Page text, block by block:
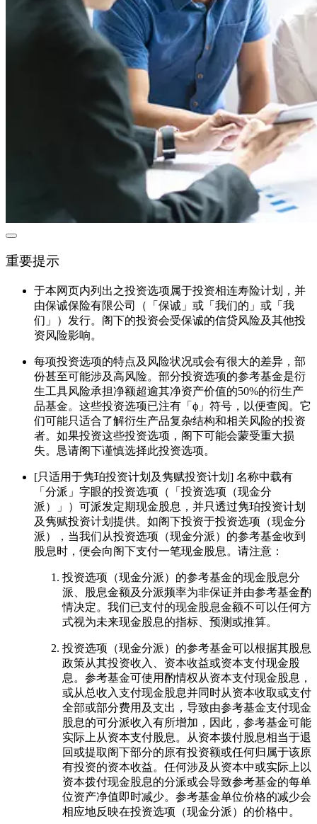
重要提示
于本网页内列出之投资选项属于投资相连寿险计划，并
由保诚保险有限公司（「保诚」或「我们的」或「我
们」）发行。阁下的投资会受保诚的信贷风险及其他投
资风险影响。
每项投资选项的特点及风险状况或会有很大的差异，部
份甚至可能涉及高风险。部分投资选项的参考基金是衍
生工具风险承担净额超逾其净资产价值的50%的衍生产
品基金。这些投资选项已注有「ϕ」符号，以便查阅。它
们可能只适合了解衍生产品复杂结构和相关风险的投资
者。如果投资这些投资选项，阁下可能会蒙受重大损
失。恳请阁下谨慎选择此投资选项。
[只适用于隽珀投资计划及隽赋投资计划] 名称中载有
「分派」字眼的投资选项（「投资选项（现金分
派）」）可派发定期现金股息，并只透过隽珀投资计划
及隽赋投资计划提供。如阁下投资于投资选项（现金分
派），当我们从投资选项（现金分派）的参考基金收到
股息时，便会向阁下支付一笔现金股息。请注意：
投资选项（现金分派）的参考基金的现金股息分
派、股息金额及分派频率为非保证并由参考基金酌
情决定。我们已支付的现金股息金额不可以任何方
式视为未来现金股息的指标、预测或推算。
投资选项（现金分派）的参考基金可以根据其股息
政策从其投资收入、资本收益或资本支付现金股
息。参考基金可使用酌情权从资本支付现金股息，
或从总收入支付现金股息并同时从资本收取或支付
全部或部分费用及支出，导致由参考基金支付现金
股息的可分派收入有所增加，因此，参考基金可能
实际上从资本支付股息。从资本拨付股息相当于退
回或提取阁下部分的原有投资额或任何归属于该原
有投资的资本收益。任何涉及从资本中或实际上以
资本拨付现金股息的分派或会导致参考基金的每单
位资产净值即时减少。参考基金单位价格的减少会
相应地反映在投资选项（现金分派）的价格中。